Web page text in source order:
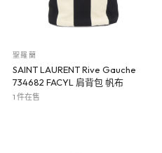
聖羅蘭
SAINT LAURENT Rive Gauche
734682 FACYL 肩背包 帆布
1 件在售